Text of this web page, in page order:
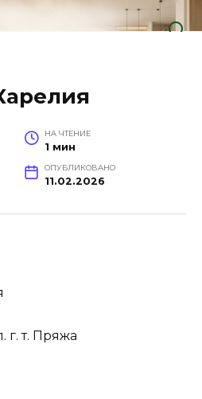
НА ЧТЕНИЕ
1 мин
ОПУБЛИКОВАНО
11.02.2026
г. т. Пряжа